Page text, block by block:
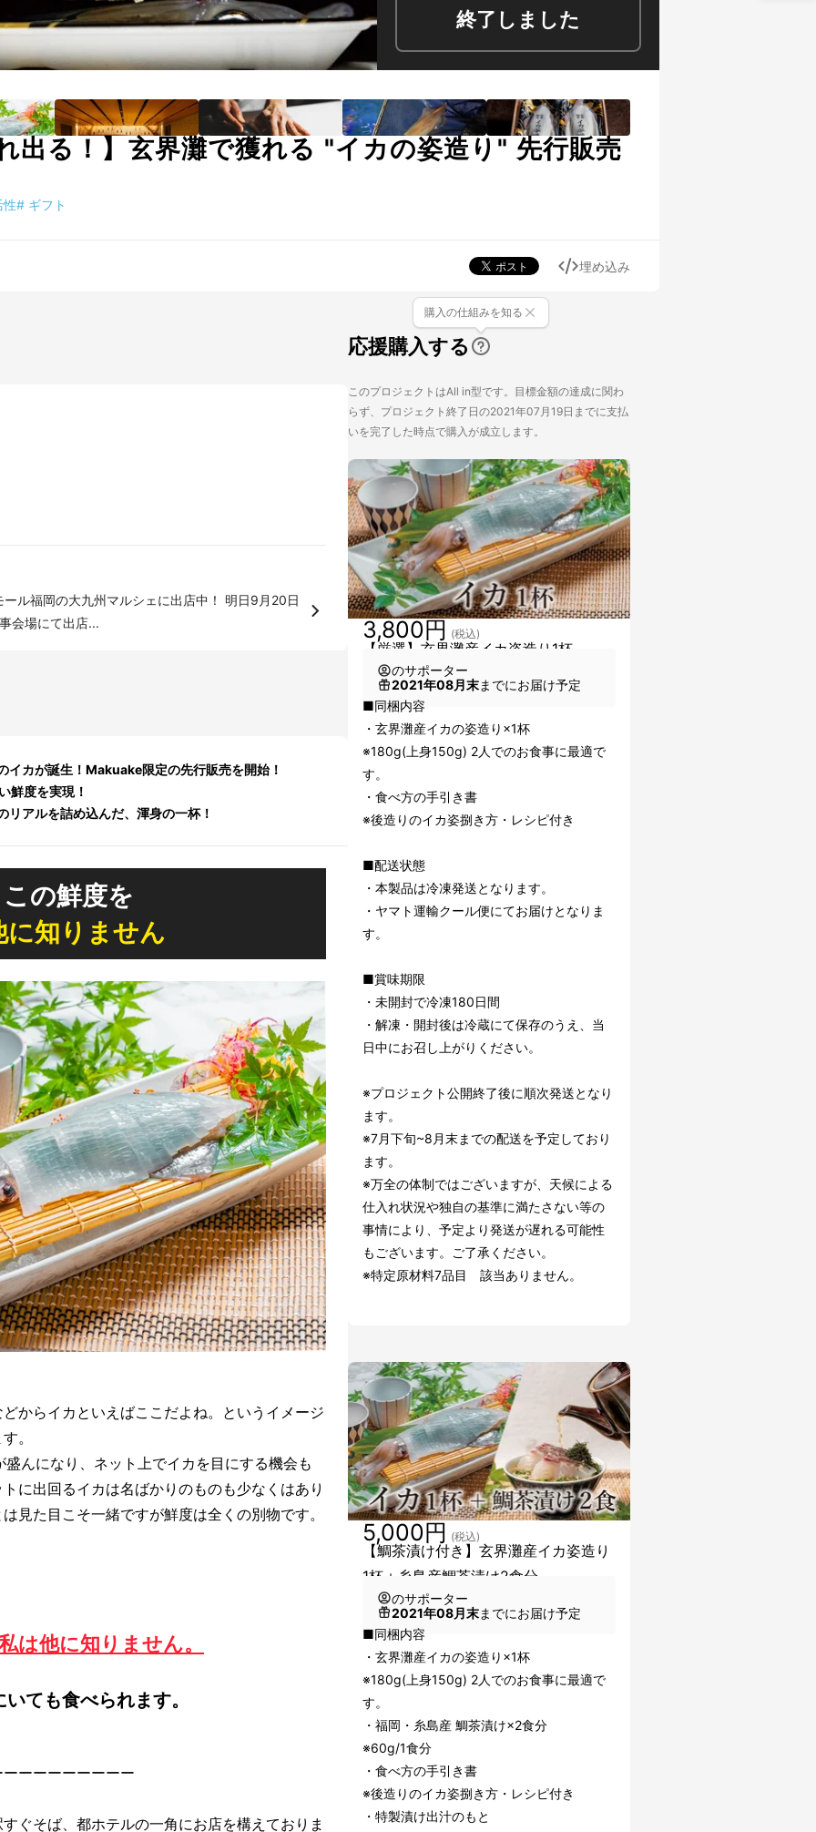
終了しました
出る！】玄界灘で獲れる "イカの姿造り" 先行販売
性# ギフト
埋め込み
会場にて出店...
イカが誕生！Makuake限定の先行販売を開始！
鮮度を実現！
アルを詰め込んだ、渾身の一杯！
の鮮度を
に知りません
からイカといえばここだよね。というイメージ
。
盛んになり、ネット上でイカを目にする機会も
に出回るイカは名ばかりのものも少なくはあり
見た目こそ一緒ですが鮮度は全くの別物です。
は他に知りません。
ても食べられます。
ーーーーーーーー
ぐそば、都ホテルの一角にお店を構えておりま
応援購入する
購入の仕組みを知る
このプロジェクトはAll in型です。目標金額の達成に関わ
らず、プロジェクト終了日の2021年07月19日までに支払
いを完了した時点で購入が成立します。
【厳選】玄界灘産イカ姿造り1杯
3,800円 (税込)
のサポーター
2021年08月末までにお届け予定
■同梱内容
・玄界灘産イカの姿造り×1杯
※180g(上身150g) 2人でのお食事に最適で
す。
・食べ方の手引き書
※後造りのイカ姿捌き方・レシピ付き
■配送状態
・本製品は冷凍発送となります。
・ヤマト運輸クール便にてお届けとなりま
す。
■賞味期限
・未開封で冷凍180日間
・解凍・開封後は冷蔵にて保存のうえ、当
日中にお召し上がりください。
※プロジェクト公開終了後に順次発送となり
ます。
※7月下旬~8月末までの配送を予定しており
ます。
※万全の体制ではございますが、天候による
仕入れ状況や独自の基準に満たさない等の
事情により、予定より発送が遅れる可能性
もございます。ご了承ください。
※特定原材料7品目 該当ありません。
【鯛茶漬け付き】玄界灘産イカ姿造り
1杯＋糸島産鯛茶漬け2食分
5,000円 (税込)
のサポーター
2021年08月末までにお届け予定
■同梱内容
・玄界灘産イカの姿造り×1杯
※180g(上身150g) 2人でのお食事に最適で
す。
・福岡・糸島産 鯛茶漬け×2食分
※60g/1食分
・食べ方の手引き書
※後造りのイカ姿捌き方・レシピ付き
・特製漬け出汁のもと